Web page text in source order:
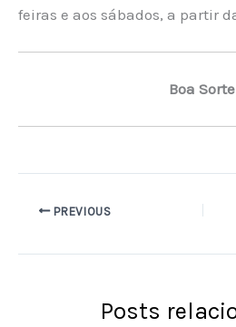
feiras e aos sábados, a partir
Boa
PREVIOUS
Posts